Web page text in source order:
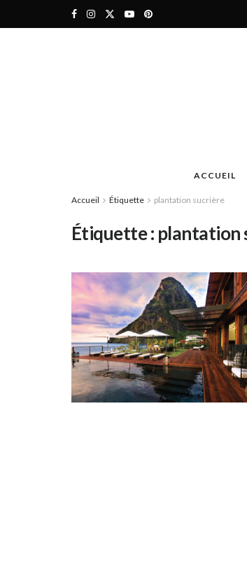
ACCUEIL
Accueil Étiquette plantation sucrière
Étiquette : plantation